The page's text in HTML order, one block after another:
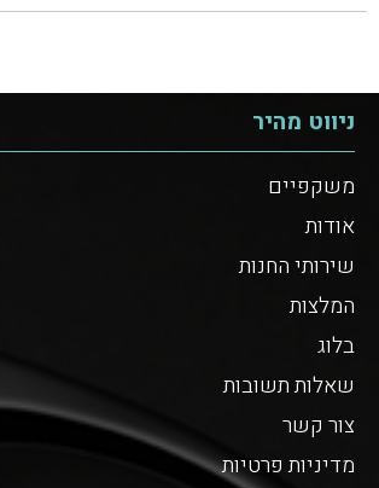
ניווט מהיר
משקפיים
אודות
שירותי החנות
המלצות
בלוג
שאלות תשובות
צור קשר
מדיניות פרטיות